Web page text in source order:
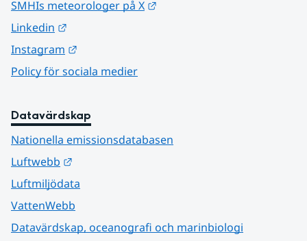
SMHIs meteorologer på X
Linkedin
Instagram
Policy för sociala medier
Datavärdskap
Nationella emissionsdatabasen
Luftwebb
Luftmiljödata
VattenWebb
Datavärdskap, oceanografi och marinbiologi